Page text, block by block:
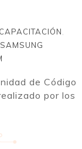
CAPACITACIÓN
SAMSUNG
de Código
por los